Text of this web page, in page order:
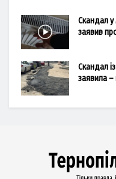
Скандал у
заявив
Скандал
заявила –